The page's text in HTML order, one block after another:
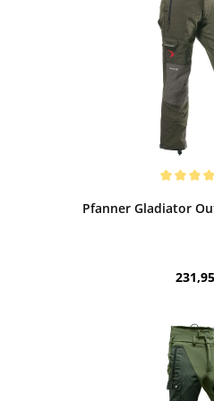
Pfanner Gladiator